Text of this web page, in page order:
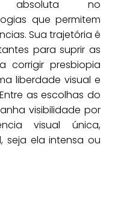
absoluta no
que permitem
Sua trajetória é
para suprir as
corrigir presbiopia
liberdade visual e
as escolhas do
visibilidade por
visual única,
seja ela intensa ou